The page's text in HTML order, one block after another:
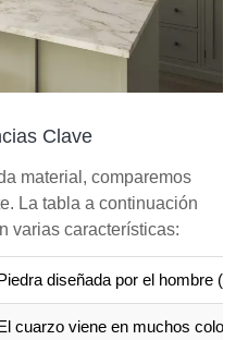
Clave
material, comparemos
La tabla a continuación
varias características:
Piedra diseñada por el hombre
El cuarzo viene en muchos